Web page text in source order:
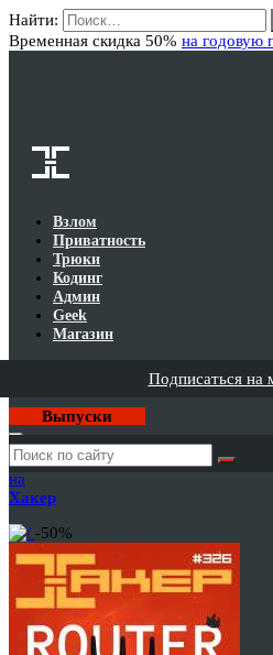
Найти:
Временная скидка 50% на годовую
Взлом
Приватность
Трюки
Кодинг
Админ
Geek
Магазин
Подписаться на
Выпуски
Годовая
подписка
на
Хакер
-50%